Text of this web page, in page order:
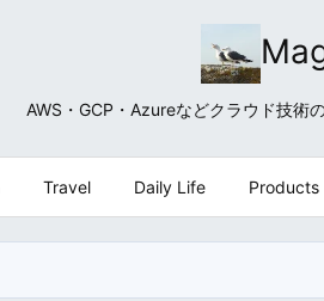
AWS・GCP・Azureなどクラウド技術
Travel Daily Life Products